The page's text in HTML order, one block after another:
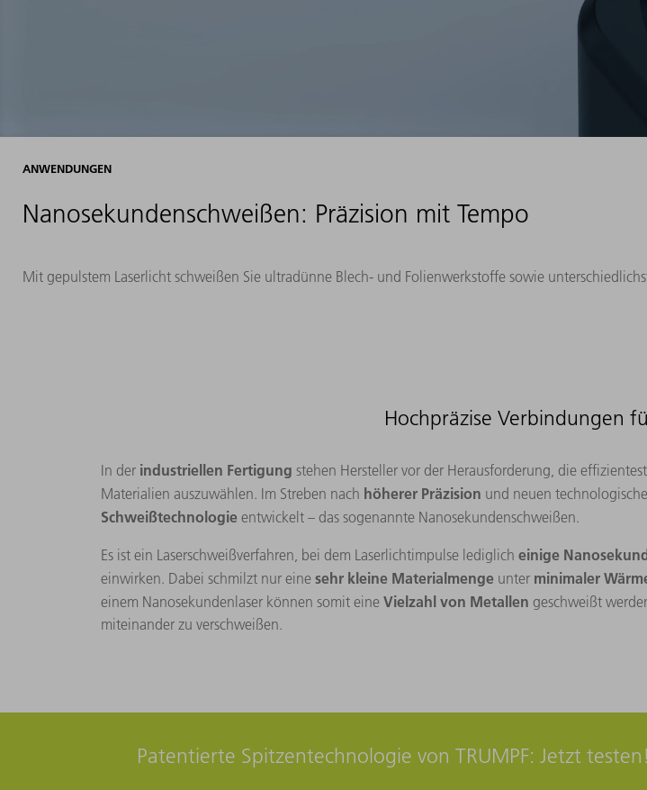
ANWENDUNGEN
Nanosekundenschweißen: Präzision mit Tempo
Mit gepulstem Laserlicht schweißen Sie ultradünne Blech- und Folienwerkstoffe sowie
Hochpräzise Verbindungen
In der industriellen Fertigung stehen Hersteller vor der Herausforderung, die
Materialien auszuwählen. Im Streben nach höherer Präzision und neuen
Schweißtechnologie entwickelt – das sogenannte Nanosekundenschweißen.
Es ist ein Laserschweißverfahren, bei dem Laserlichtimpulse lediglich einige
einwirken. Dabei schmilzt nur eine sehr kleine Materialmenge unter minimaler
einem Nanosekundenlaser können somit eine Vielzahl von Metallen geschweißt
miteinander zu verschweißen.
Patentierte Spitzentechnologie von TRUMPF: Jetzt testen!